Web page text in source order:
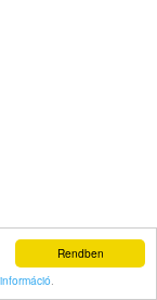
Rendben
.